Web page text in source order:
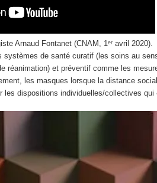
Arnaud Fontanet (CNAM, 1ᵉʳ avril 2020).
systèmes de santé curatif (les soins au
réanimation) et préventif comme les
les masques lorsque la distance
les dispositions individuelles/collectives